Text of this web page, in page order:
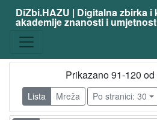
DiZbi.HAZU | Digitalna zbirka
akademije znanosti i
Prikazano 91-120
Lista Mreža Po stranici: 30